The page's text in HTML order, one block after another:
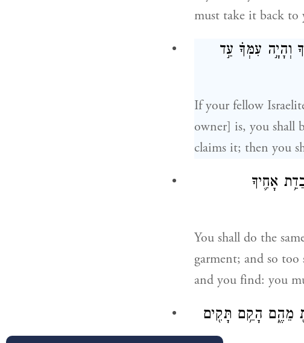
must take it back to
וְהָיָ֣ה עִמְּךָ֗ עַ֣ד
If your fellow
owner] is, you shall
claims it; then you
אָחִ֛יךָ
You shall do the
garment; and so
and you find: you
מֵהֶ֑ם הָקֵ֥ם תָּקִ֖ים